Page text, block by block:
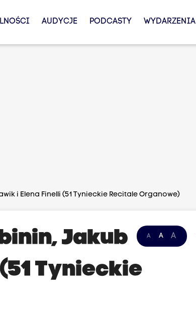
AUDYCJE PODCASTY WYDARZENIA
i Elena Finelli (51 Tynieckie Recitale Organowe)
A A A
Jakub
Tynieckie